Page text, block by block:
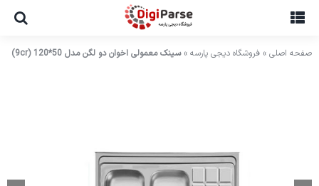
صفحه اصلی » فروشگاه دیجی پارسه »سینک معمولی اخوان دو لگن مدل 50*120 (9cr)